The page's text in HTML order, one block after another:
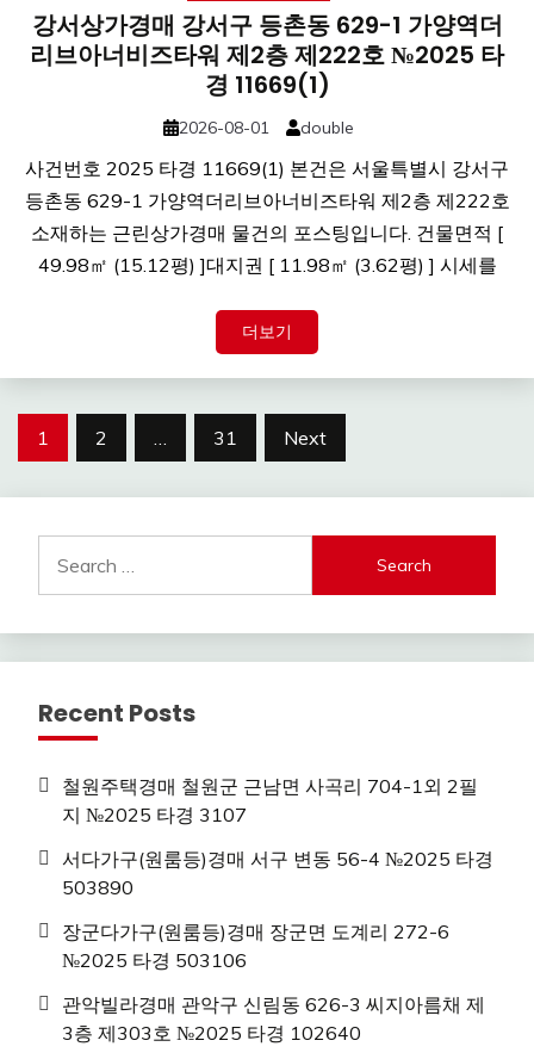
강서상가경매 강서구 등촌동 629-1 가양역더
리브아너비즈타워 제2층 제222호 №2025 타
경 11669(1)
2026-08-01 double
사건번호 2025 타경 11669(1) 본건은 서울특별시 강서구
등촌동 629-1 가양역더리브아너비즈타워 제2층 제222호
소재하는 근린상가경매 물건의 포스팅입니다. 건물면적 [
49.98㎡ (15.12평) ]대지권 [ 11.98㎡ (3.62평) ] 시세를
더보기
Posts
1 2 … 31 Next
for:
Recent Posts
철원주택경매 철원군 근남면 사곡리 704-1외 2필
지 №2025 타경 3107
서다가구(원룸등)경매 서구 변동 56-4 №2025 타경
503890
장군다가구(원룸등)경매 장군면 도계리 272-6
№2025 타경 503106
관악빌라경매 관악구 신림동 626-3 씨지아름채 제
3층 제303호 №2025 타경 102640